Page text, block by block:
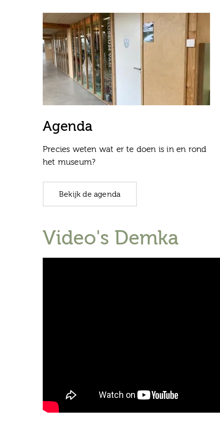
Agenda
Precies weten wat er te doen is in en rond
het museum?
Bekijk de agenda
Video's Demka